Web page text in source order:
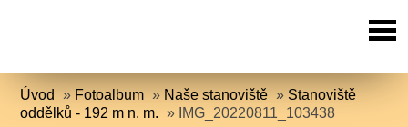
Úvod » Fotoalbum » Naše stanoviště » Stanoviště
oddělků - 192 m n. m. » IMG_20220811_103438